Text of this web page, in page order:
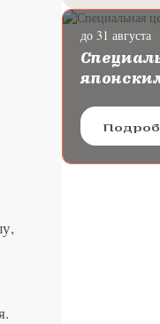
до 31 августа